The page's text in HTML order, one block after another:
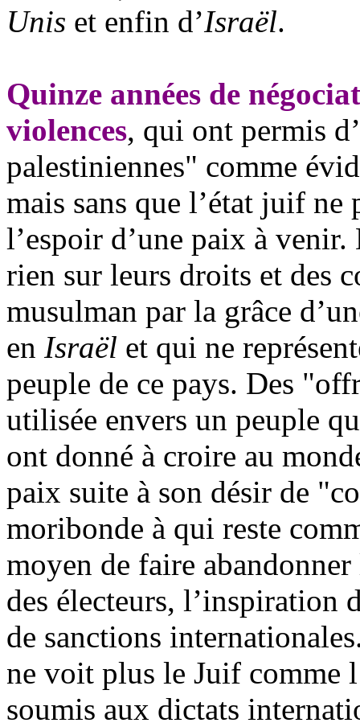
Unis et enfin d’Israël.
Quinze années de
violences, qui ont permis
palestiniennes" comme
mais sans que l’état juif ne
l’espoir d’une paix à venir.
rien sur leurs droits et des
musulman par la grâce
en Israël et qui ne
peuple de ce pays. Des
utilisée envers un peuple
ont donné à croire au
paix suite à son désir de
moribonde à qui reste
moyen de faire
des électeurs, l’inspiration
de sanctions
ne voit plus le Juif comme
soumis aux dictats